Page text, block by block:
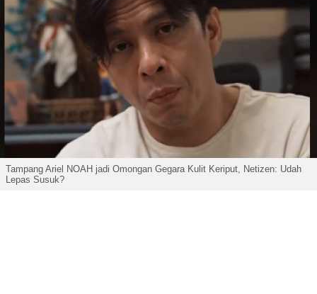
Tampang Ariel NOAH jadi Omongan Gegara Kulit Keriput, Netizen: Udah
Lepas Susuk?